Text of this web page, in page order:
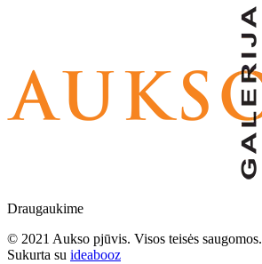
Draugaukime
© 2021 Aukso pjūvis. Visos teisės saugomos.
Sukurta su ideabooz